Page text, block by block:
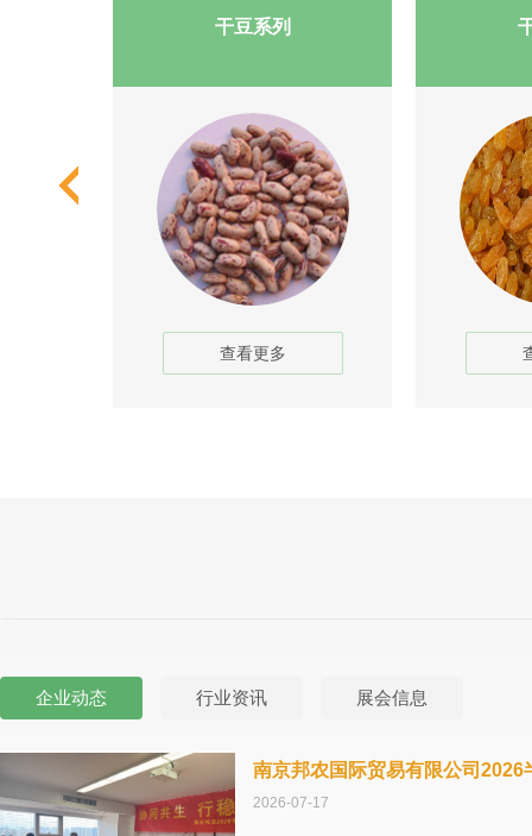
干豆系列
查看更多
企业动态 行业资讯 展会信息
南京邦农国际贸易有限公司2026
2026-07-17